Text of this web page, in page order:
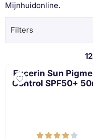
Mijnhuidonline.
Filters
Eucerin Sun
Control SPF50+